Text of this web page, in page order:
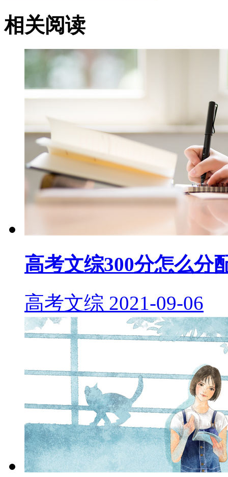
相关阅读
高考文综300分怎么分
高考文综 2021-09-06